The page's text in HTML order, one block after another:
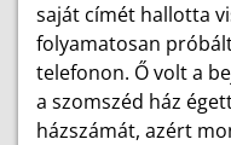
saját címét hallotta
folyamatosan
telefonon. Ő volt a
a szomszéd ház
házszámát, azért